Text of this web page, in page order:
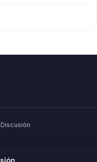
por los sistemas